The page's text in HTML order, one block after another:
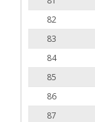
82
83
84
85
86
87